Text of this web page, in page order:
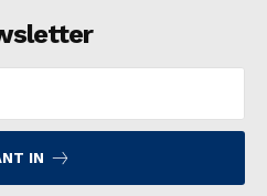
IN